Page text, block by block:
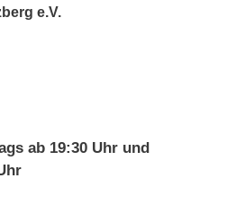
e.V.
ab 19:30 Uhr und